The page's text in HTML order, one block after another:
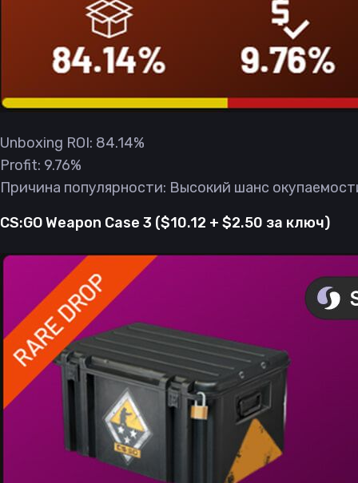
Unboxing ROI: 84.14%
Profit: 9.76%
Причина популярности: Высокий шанс
CS:GO Weapon Case 3 ($10.12 + $2.50 за ключ)